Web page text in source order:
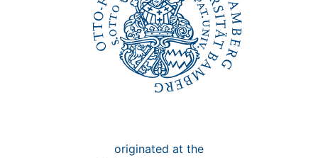
originated at the